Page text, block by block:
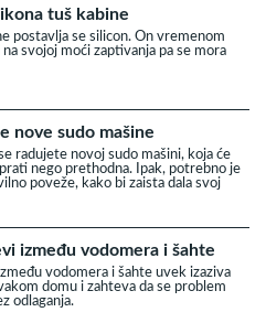
tuš kabine
postavlja se silicon. On vremenom
na svojoj moći zaptivanja pa se mora
nove sudo mašine
radujete novoj sudo mašini, koja će
nego prethodna. Ipak, potrebno je
poveže, kako bi zaista dala svoj
između vodomera i šahte
vodomera i šahte uvek izaziva
domu i zahteva da se problem
odlaganja.